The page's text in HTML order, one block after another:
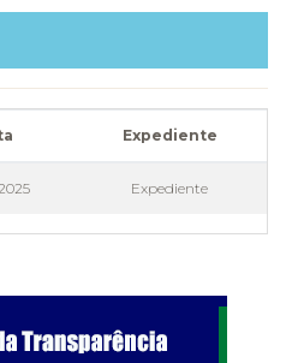
Expediente
Expediente